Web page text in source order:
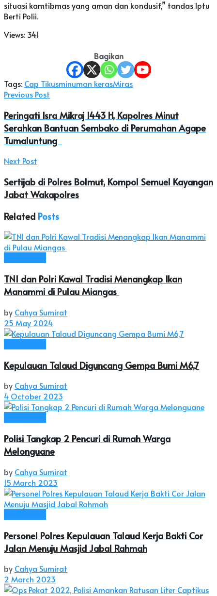
situasi kamtibmas yang aman dan kondusif,” tandas Iptu
Berti Polii.
Views: 341
Bagikan
Tags: Cap Tikusminuman kerasMiras
Previous Post
Peringati Isra Mikraj 1443 H, Kapolres Minut
Serahkan Bantuan Sembako di Perumahan Agape
Tumaluntung
Next Post
Sertijab di Polres Bolmut, Kompol Semuel Kayangan
Jabat Wakapolres
Related Posts
TNI dan Polri Kawal Tradisi Menangkap Ikan
Manammi di Pulau Miangas
by Cahya Sumirat
25 May 2024
Kepulauan Talaud Diguncang Gempa Bumi M6,7
by Cahya Sumirat
4 October 2023
Polisi Tangkap 2 Pencuri di Rumah Warga
Melonguane
by Cahya Sumirat
15 March 2023
Personel Polres Kepulauan Talaud Kerja Bakti Cor
Jalan Menuju Masjid Jabal Rahmah
by Cahya Sumirat
2 March 2023